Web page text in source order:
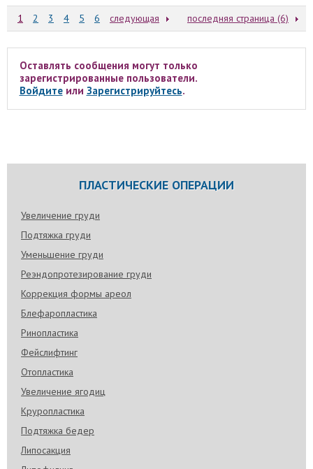
1 2 3 4 5 6 следующая последняя страница (6)
Оставлять сообщения могут только
зарегистрированные пользователи.
Войдитеили Зарегистрируйтесь.
ПЛАСТИЧЕСКИЕ ОПЕРАЦИИ
Увеличение груди
Подтяжка груди
Уменьшение груди
Реэндопротезирование груди
Коррекция формы ареол
Блефаропластика
Ринопластика
Фейслифтинг
Отопластика
Увеличение ягодиц
Круропластика
Подтяжка бедер
Липосакция